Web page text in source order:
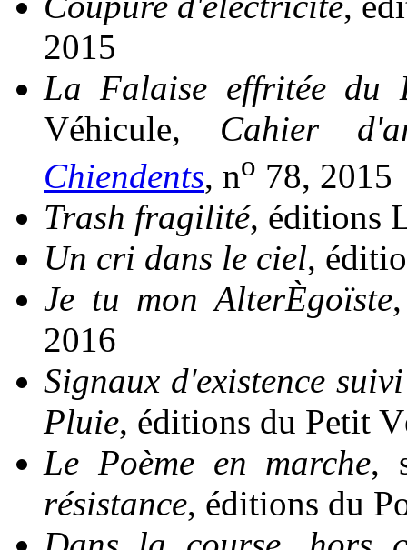
2015
La Falaise effritée du
Véhicule, Cahier
Chiendents, no 78, 2015
Trash fragilité, éditions
Un cri dans le ciel,
Je tu mon AlterÈgoïste
2016
Signaux d'existence
Pluie, éditions du Petit
Le Poème en marche,
résistance, éditions du